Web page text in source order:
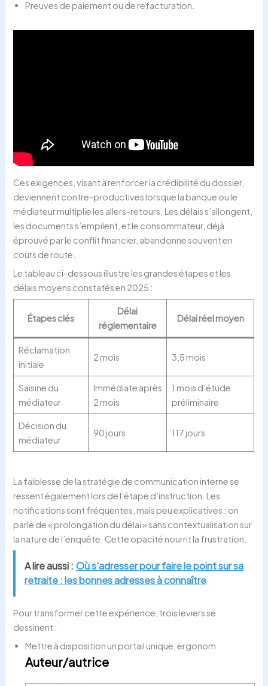
Preuves de paiement ou de refacturation.
Ces exigences, visant à renforcer la crédibilité du dossier,
deviennent contre-productives lorsque la banque ou le
médiateur multiplie les allers-retours. Les délais s’allongent,
les documents s’empilent, et le consommateur, déjà
éprouvé par le conflit financier, abandonne souvent en
cours de route.
Le tableau ci-dessous illustre les grandes étapes et les
délais moyens constatés en 2025 :
Étapes clés
Délai
réglementaire
Délai réel moyen
Réclamation
initiale
2 mois 3,5 mois
Saisine du
médiateur
Immédiate après
2 mois
1 mois d’étude
préliminaire
Décision du
médiateur
90 jours 117 jours
La faiblesse de la stratégie de communication interne se
ressent également lors de l’étape d’instruction. Les
notifications sont fréquentes, mais peu explicatives : on
parle de « prolongation du délai » sans contextualisation sur
la nature de l’enquête. Cette opacité nourrit la frustration.
A lire aussi : Où s'adresser pour faire le point sur sa
retraite : les bonnes adresses à connaître
Pour transformer cette expérience, trois leviers se
dessinent :
Mettre à disposition un portail unique, ergonom
Auteur/autrice